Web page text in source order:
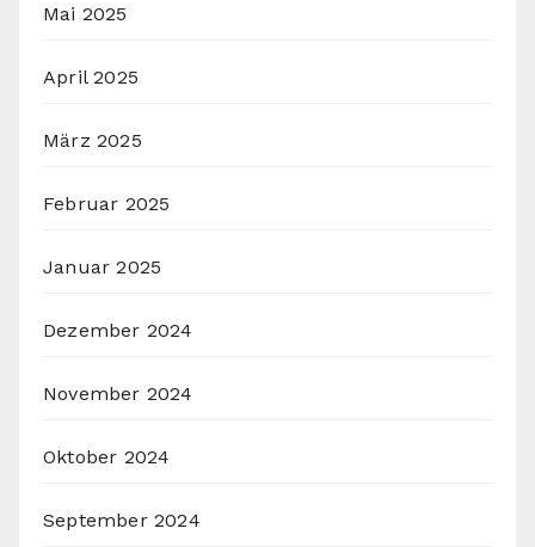
Mai 2025
April 2025
März 2025
Februar 2025
Januar 2025
Dezember 2024
November 2024
Oktober 2024
September 2024